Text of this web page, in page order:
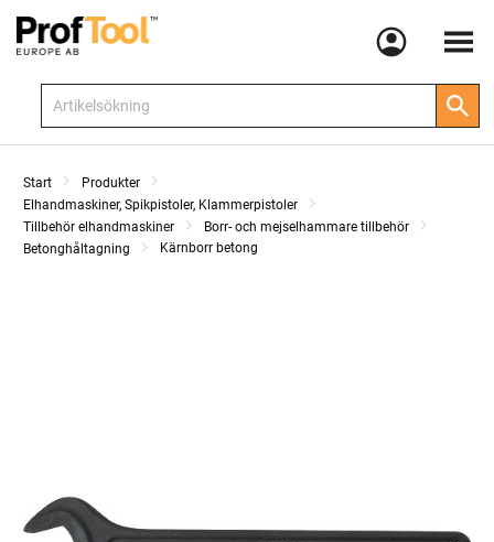
Meny
Start
Produkter
Elhandmaskiner, Spikpistoler, Klammerpistoler
Tillbehör elhandmaskiner
Borr- och mejselhammare tillbehör
Betonghåltagning
Kärnborr betong